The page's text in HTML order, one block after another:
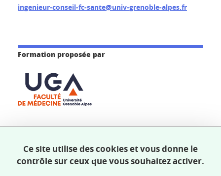
ingenieur-conseil-fc-sante@univ-grenoble-alpes.fr
Formation proposée par
Ce site utilise des cookies et vous donne le
contrôle sur ceux que vous souhaitez activer.